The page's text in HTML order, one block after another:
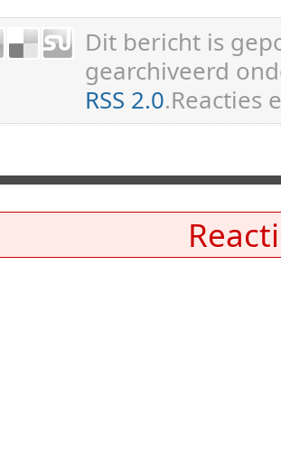
Dit bericht is
gearchiveerd
RSS 2.0.Reacties